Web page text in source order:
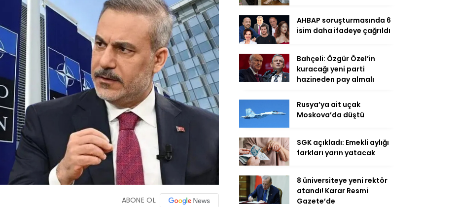
ABONE OL
AHBAP soruşturmasında 6
isim daha ifadeye çağrıldı
Bahçeli: Özgür Özel’in
kuracağı yeni parti
hazineden pay almalı
Rusya’ya ait uçak
Moskova’da düştü
SGK açıkladı: Emekli aylığı
farkları yarın yatacak
8 üniversiteye yeni rektör
atandı! Karar Resmi
Gazete’de